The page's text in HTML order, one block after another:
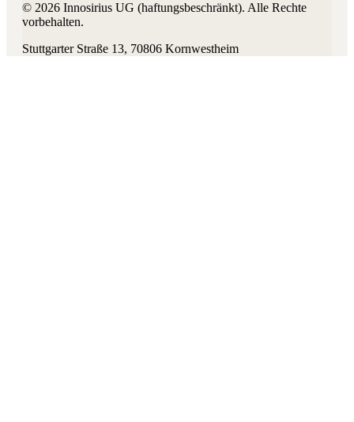
© 2026 Innosirius UG (haftungsbeschränkt). Alle Rechte
vorbehalten.
Stuttgarter Straße 13, 70806 Kornwestheim